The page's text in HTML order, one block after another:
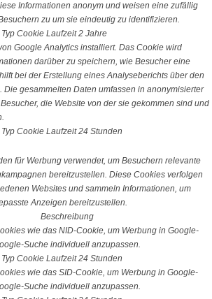
Informationen anonym und weisen eine zufällig
zu um sie eindeutig zu identifizieren.
Typ Cookie Laufzeit 2 Jahre
Google Analytics installiert. Das Cookie wird
darüber zu speichern, wie Besucher eine
bei der Erstellung eines Analyseberichts über den
Die gesammelten Daten umfassen in anonymisierter
die Website von der sie gekommen sind und
Typ Cookie Laufzeit 24 Stunden
für Werbung verwendet, um Besuchern relevante
bereitzustellen. Diese Cookies verfolgen
Websites und sammeln Informationen, um
Anzeigen bereitzustellen.
Beschreibung
wie das NID-Cookie, um Werbung in Google-
Suche individuell anzupassen.
Typ Cookie Laufzeit 24 Stunden
wie das SID-Cookie, um Werbung in Google-
Suche individuell anzupassen.